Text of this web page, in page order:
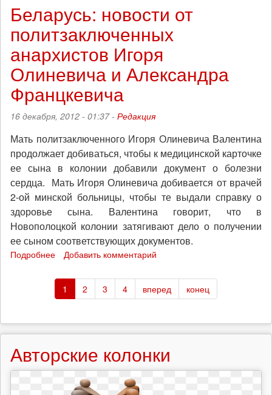
солидарность,
поздравь
политзаключенных
анархистов
с
Новым
годом!
Беларусь: новости от
политзаключенных
анархистов Игоря
Олиневича и Александра
Францкевича
16 декабря, 2012 - 01:37 - Редакция
Мать политзаключенного Игоря Олиневича Валентина
продолжает добиваться, чтобы к медицинской карточке
ее сына в колонии добавили документ о болезни
сердца. Мать Игоря Олиневича добивается от врачей
2-ой минской больницы, чтобы те выдали справку о
здоровье сына. Валентина говорит, что в
Новополоцкой колонии затягивают дело о получении
ее сыном соответствующих документов.
Подробнее
новости
от
политзаключенных
Игоря
и
Александра
Францкевича
Добавить комментарий
1 2 3 4 вперед конец
Авторские колонки